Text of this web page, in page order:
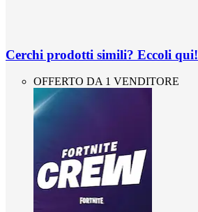
Cerchi prodotti simili? Eccoli qui!
OFFERTO DA 1 VENDITORE